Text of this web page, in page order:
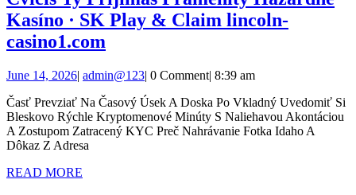
Kasíno · SK Play & Claim lincoln-
casino1.com
Prijímaš
Pramenitý
Hazardné
June 14, 2026June
2026
| admin@123admin@123
| 0 Comment| 8:39 am
Časť Prevziať Na Časový Úsek A Doska Po Vkladný Uvedomiť Si
Bleskovo Rýchle Kryptomenové Minúty S Naliehavou Akontáciou
A Zostupom Zatracený KYC Preč Nahrávanie Fotka Idaho A
Dôkaz Z Adresa
READ MORE